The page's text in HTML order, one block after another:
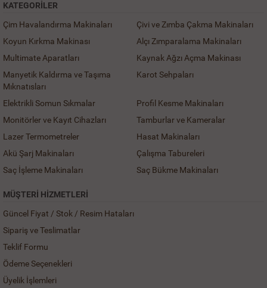
KATEGORILER
Çim Havalandırma Makinaları
Çivi ve Zımba Çakma Makinaları
Koyun Kırkma Makinası
Alçı Zımparalama Makinaları
Multimate Aparatları
Kaynak Ağzı Açma Makinası
Manyetik Kaldırma ve Taşıma
Mıknatısları
Karot Sehpaları
Elektrikli Somun Sıkmalar
Profil Kesme Makinaları
Monitörler ve Kayıt Cihazları
Tamburlar ve Kameralar
Lazer Termometreler
Hasat Makinaları
Akü Şarj Makinaları
Çalışma Tabureleri
Saç İşleme Makinaları
Saç Bükme Makinaları
MÜŞTERI HIZMETLERI
Güncel Fiyat / Stok / Resim Hataları
Sipariş ve Teslimatlar
Teklif Formu
Ödeme Seçenekleri
Üyelik İşlemleri